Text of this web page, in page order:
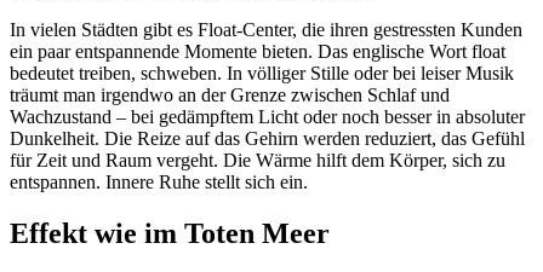
In vielen Städten gibt es Float-Center, die ihren gestressten Kunden
ein paar entspannende Momente bieten. Das englische Wort float
bedeutet treiben, schweben. In völliger Stille oder bei leiser Musik
träumt man irgendwo an der Grenze zwischen Schlaf und
Wachzustand – bei gedämpftem Licht oder noch besser in absoluter
Dunkelheit. Die Reize auf das Gehirn werden reduziert, das Gefühl
für Zeit und Raum vergeht. Die Wärme hilft dem Körper, sich zu
entspannen. Innere Ruhe stellt sich ein.
Effekt wie im Toten Meer